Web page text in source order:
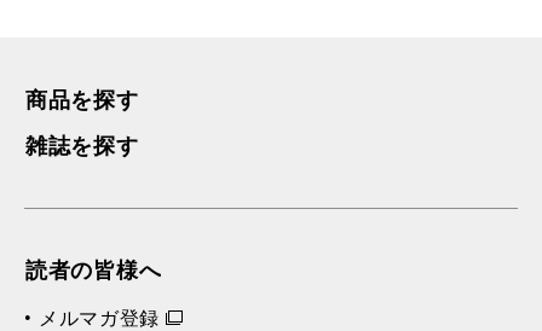
商品を探す
雑誌を探す
読者の皆様へ
メルマガ登録